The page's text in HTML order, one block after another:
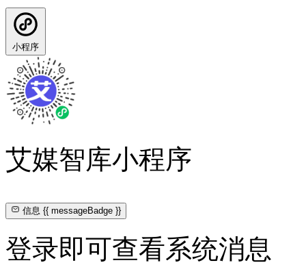
小程序
艾媒智库小程序
信息{{ messageBadge }}
登录即可查看系统消息